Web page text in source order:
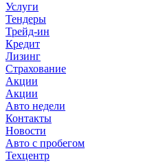
Услуги
Тендеры
Трейд-ин
Кредит
Лизинг
Страхование
Акции
Акции
Авто недели
Контакты
Новости
Авто с пробегом
Техцентр